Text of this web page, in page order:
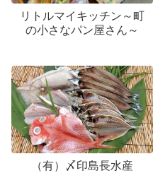
リトルマイキッチン～町
の小さなパン屋さん～
（有）〆印島長水産